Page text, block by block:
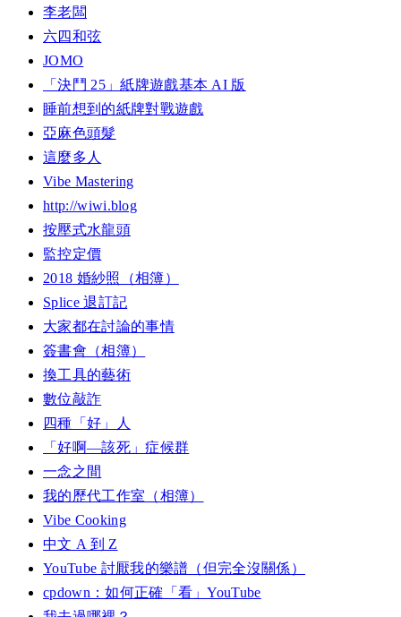
李老闆
六四和弦
JOMO
「決鬥 25」紙牌遊戲基本 AI 版
睡前想到的紙牌對戰遊戲
亞麻色頭髮
這麼多人
Vibe Mastering
http://wiwi.blog
按壓式水龍頭
監控定價
2018 婚紗照（相簿）
Splice 退訂記
大家都在討論的事情
簽書會（相簿）
換工具的藝術
數位敲詐
四種「好」人
「好啊—該死」症候群
一念之間
我的歷代工作室（相簿）
Vibe Cooking
中文 A 到 Z
YouTube 討厭我的樂譜（但完全沒關係）
cpdown：如何正確「看」YouTube